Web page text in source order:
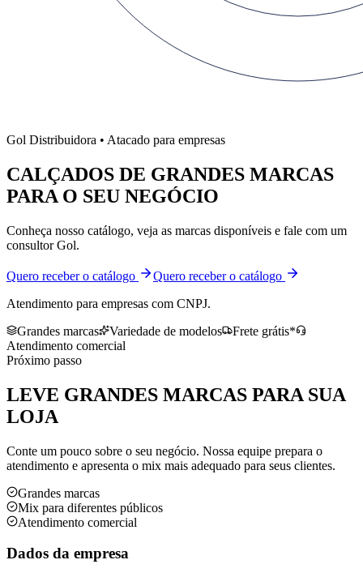
Gol Distribuidora • Atacado para empresas
CALÇADOS DE GRANDES MARCAS
PARA O SEU NEGÓCIO
Conheça nosso catálogo, veja as marcas disponíveis e fale com um
consultor Gol.
Quero receber o catálogo
Quero receber o catálogo
Atendimento para empresas com CNPJ.
Grandes marcas
Variedade de modelos
Frete grátis*
Atendimento comercial
Próximo passo
LEVE GRANDES MARCAS PARA SUA
LOJA
Conte um pouco sobre o seu negócio. Nossa equipe prepara o
atendimento e apresenta o mix mais adequado para seus clientes.
Grandes marcas
Mix para diferentes públicos
Atendimento comercial
Dados da empresa